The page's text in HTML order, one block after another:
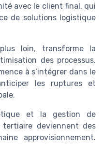
avec le client final, qui
de solutions logistique
loin, transforme la
des processus.
à s’intégrer dans le
les ruptures et
et la gestion de
tertiaire deviennent des
approvisionnement.